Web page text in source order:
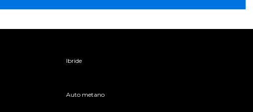
Ibride
Auto metano